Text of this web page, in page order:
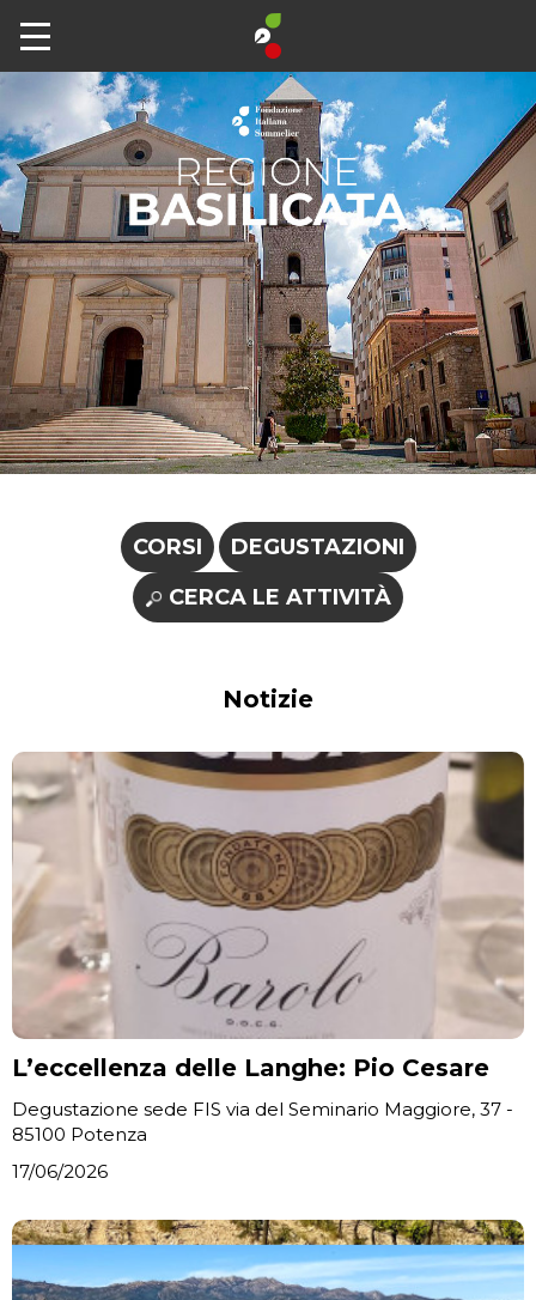
CORSI
DEGUSTAZIONI
CERCA LE ATTIVITÀ
Notizie
L’eccellenza delle Langhe: Pio Cesare
Degustazione sede FIS via del Seminario Maggiore, 37 -
85100 Potenza
17/06/2026